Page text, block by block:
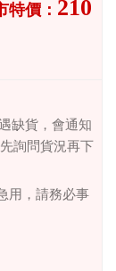
特價： 210
缺貨，會通知
詢問貨況再下
用，請務必事